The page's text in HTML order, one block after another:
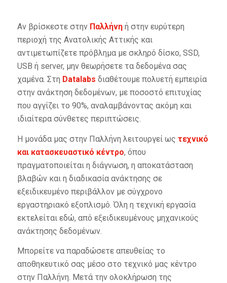
Αν βρίσκεστε στην Παλλήνηή στην ευρύτερη
περιοχή της Ανατολικής Αττικής και
αντιμετωπίζετε πρόβλημα με σκληρό δίσκο, SSD,
USB ή server, μην θεωρήσετε τα δεδομένα σας
χαμένα. Στη Datalabs διαθέτουμε πολυετή εμπειρία
στην ανάκτηση δεδομένων, με ποσοστό επιτυχίας
που αγγίζει το 90%, αναλαμβάνοντας ακόμη και
ιδιαίτερα σύνθετες περιπτώσεις.
Η μονάδα μας στην Παλλήνη λειτουργεί ως τεχνικό
και κατασκευαστικό κέντρο, όπου
πραγματοποιείται η διάγνωση, η αποκατάσταση
βλαβών και η διαδικασία ανάκτησης σε
εξειδικευμένο περιβάλλον με σύγχρονο
εργαστηριακό εξοπλισμό. Όλη η τεχνική εργασία
εκτελείται εδώ, από εξειδικευμένους μηχανικούς
ανάκτησης δεδομένων.
Μπορείτε να παραδώσετε απευθείας το
αποθηκευτικό σας μέσο στο τεχνικό μας κέντρο
στην Παλλήνη. Μετά την ολοκλήρωση της